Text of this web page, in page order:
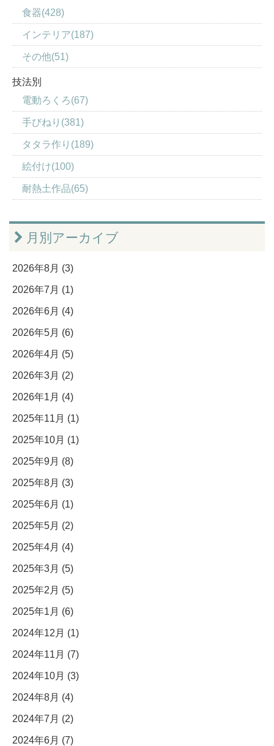
食器(428)
インテリア(187)
その他(51)
技法別
電動ろくろ(67)
手びねり(381)
タタラ作り(189)
絵付け(100)
耐熱土作品(65)
月別アーカイブ
2026年8月 (3)
2026年7月 (1)
2026年6月 (4)
2026年5月 (6)
2026年4月 (5)
2026年3月 (2)
2026年1月 (4)
2025年11月 (1)
2025年10月 (1)
2025年9月 (8)
2025年8月 (3)
2025年6月 (1)
2025年5月 (2)
2025年4月 (4)
2025年3月 (5)
2025年2月 (5)
2025年1月 (6)
2024年12月 (1)
2024年11月 (7)
2024年10月 (3)
2024年8月 (4)
2024年7月 (2)
2024年6月 (7)